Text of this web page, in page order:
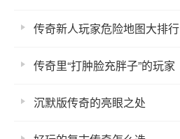
传奇新人玩家危险地图大排行
传奇里“打肿脸充胖子”的玩家
沉默版传奇的亮眼之处